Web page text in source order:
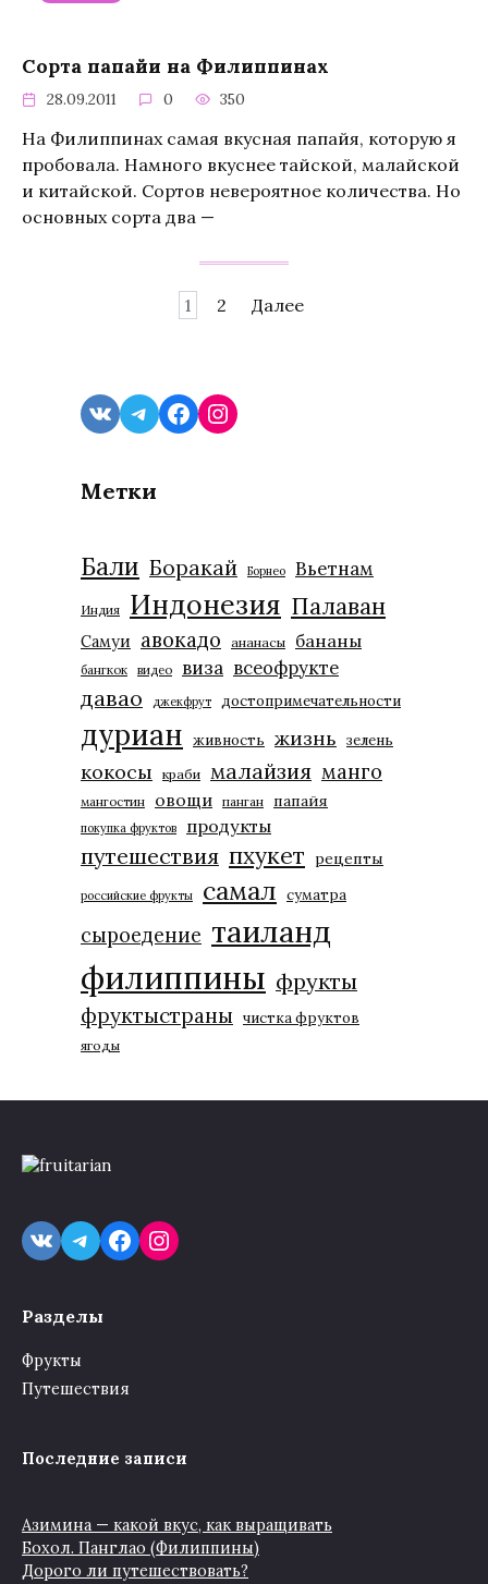
Сорта папайи на Филиппинах
28.09.2011 0 350
На Филиппинах самая вкусная папайя, которую я
пробовала. Намного вкуснее тайской, малайской
и китайской. Сортов невероятное количества. Но
основных сорта два —
1 2 Далее
VKTelegram
Facebook
Instagram
Метки
Бали Боракай Борнео Вьетнам
Индия Индонезия Палаван
Самуи авокадо ананасы бананы
бангкок видео виза всеофрукте
давао джекфрут достопримечательности
дуриан живность жизнь зелень
кокосы краби малайзия манго
мангостин овощи панган папайя
покупка фруктов продукты
путешествия пхукет рецепты
российские фрукты самал суматра
сыроедение таиланд
филиппины фрукты
фруктыстраны чистка фруктов
ягоды
VKTelegram
Facebook
Instagram
Разделы
Фрукты
Путешествия
Последние записи
Азимина — какой вкус, как выращивать
Бохол. Панглао (Филиппины)
Дорого ли путешествовать?